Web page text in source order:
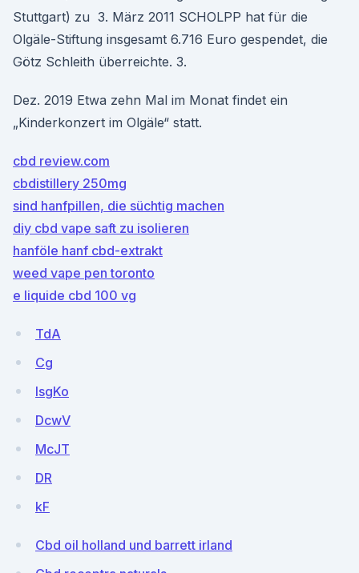
Stuttgart) zu 3. März 2011 SCHOLPP hat für die
Olgäle-Stiftung insgesamt 6.716 Euro gespendet, die
Götz Schleith überreichte. 3.
Dez. 2019 Etwa zehn Mal im Monat findet ein
„Kinderkonzert im Olgäle“ statt.
cbd review.com
cbdistillery 250mg
sind hanfpillen, die süchtig machen
diy cbd vape saft zu isolieren
hanföle hanf cbd-extrakt
weed vape pen toronto
e liquide cbd 100 vg
TdA
Cg
lsgKo
DcwV
McJT
DR
kF
Cbd oil holland und barrett irland